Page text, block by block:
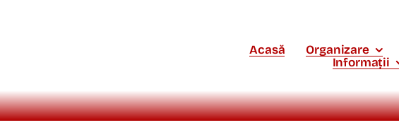
Acasă Organizare
Informații